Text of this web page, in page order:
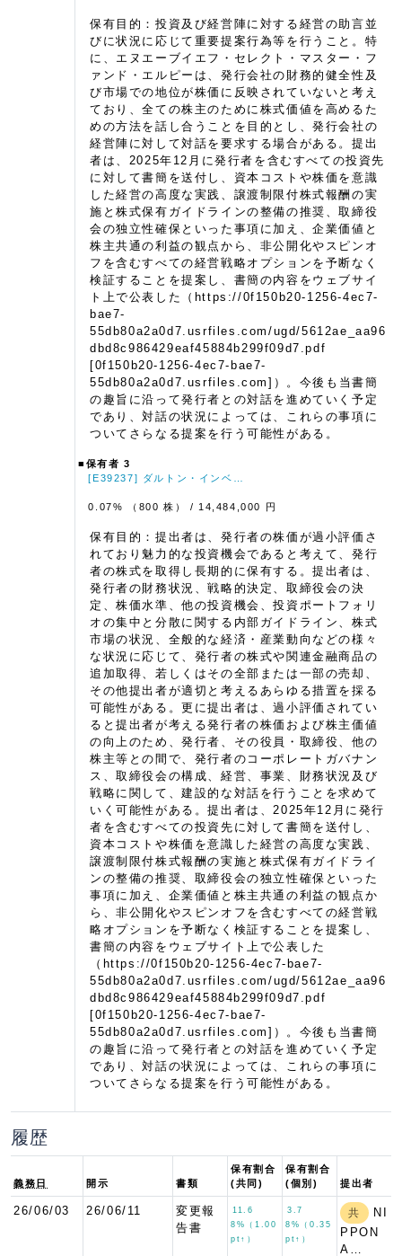
保有目的：投資及び経営陣に対する経営の助言並
びに状況に応じて重要提案行為等を行うこと。特
に、エヌエーブイエフ・セレクト・マスター・フ
ァンド・エルピーは、発行会社の財務的健全性及
び市場での地位が株価に反映されていないと考え
ており、全ての株主のために株式価値を高めるた
めの方法を話し合うことを目的とし、発行会社の
経営陣に対して対話を要求する場合がある。提出
者は、2025年12月に発行者を含むすべての投資先
に対して書簡を送付し、資本コストや株価を意識
した経営の高度な実践、譲渡制限付株式報酬の実
施と株式保有ガイドラインの整備の推奨、取締役
会の独立性確保といった事項に加え、企業価値と
株主共通の利益の観点から、非公開化やスピンオ
フを含むすべての経営戦略オプションを予断なく
検証することを提案し、書簡の内容をウェブサイ
ト上で公表した（https://0f150b20-1256-4ec7-
bae7-
55db80a2a0d7.usrfiles.com/ugd/5612ae_aa96
dbd8c986429eaf45884b299f09d7.pdf
[0f150b20-1256-4ec7-bae7-
55db80a2a0d7.usrfiles.com]）。今後も当書簡
の趣旨に沿って発行者との対話を進めていく予定
であり、対話の状況によっては、これらの事項に
ついてさらなる提案を行う可能性がある。
■保有者 3
[E39237] ダルトン・インベ…
0.07% （800 株） / 14,484,000 円
保有目的：提出者は、発行者の株価が過小評価さ
れており魅力的な投資機会であると考えて、発行
者の株式を取得し長期的に保有する。提出者は、
発行者の財務状況、戦略的決定、取締役会の決
定、株価水準、他の投資機会、投資ポートフォリ
オの集中と分散に関する内部ガイドライン、株式
市場の状況、全般的な経済・産業動向などの様々
な状況に応じて、発行者の株式や関連金融商品の
追加取得、若しくはその全部または一部の売却、
その他提出者が適切と考えるあらゆる措置を採る
可能性がある。更に提出者は、過小評価されてい
ると提出者が考える発行者の株価および株主価値
の向上のため、発行者、その役員・取締役、他の
株主等との間で、発行者のコーポレートガバナン
ス、取締役会の構成、経営、事業、財務状況及び
戦略に関して、建設的な対話を行うことを求めて
いく可能性がある。提出者は、2025年12月に発行
者を含むすべての投資先に対して書簡を送付し、
資本コストや株価を意識した経営の高度な実践、
譲渡制限付株式報酬の実施と株式保有ガイドライ
ンの整備の推奨、取締役会の独立性確保といった
事項に加え、企業価値と株主共通の利益の観点か
ら、非公開化やスピンオフを含むすべての経営戦
略オプションを予断なく検証することを提案し、
書簡の内容をウェブサイト上で公表した
（https://0f150b20-1256-4ec7-bae7-
55db80a2a0d7.usrfiles.com/ugd/5612ae_aa96
dbd8c986429eaf45884b299f09d7.pdf
[0f150b20-1256-4ec7-bae7-
55db80a2a0d7.usrfiles.com]）。今後も当書簡
の趣旨に沿って発行者との対話を進めていく予定
であり、対話の状況によっては、これらの事項に
ついてさらなる提案を行う可能性がある。
履歴
義務日 開示 書類
保有割合
(共同)
保有割合
(個別)
提出者
26/06/03 26/06/11
変更報
告書
11.6
8%（1.00
pt↑）
3.7
8%（0.35
pt↑）
共
NI
PPON
A…